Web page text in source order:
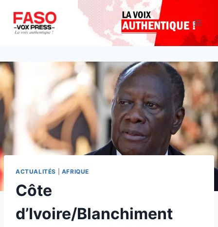
contenu
ACTUALITÉS AFRIQUE
Côte
d’Ivoire/Blanchiment